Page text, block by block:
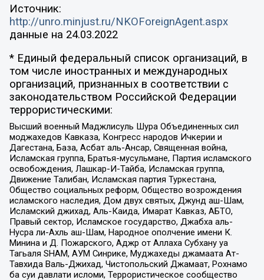
Источник:
http://unro.minjust.ru/NKOForeignAgent.aspx
данные на 24.03.2022
* Единый федеральный список организаций, в
том числе иностранных и международных
организаций, признанных в соответствии с
законодательством Российской Федерации
террористическими:
Высший военный Маджлисуль Шура Объединенных сил
моджахедов Кавказа, Конгресс народов Ичкерии и
Дагестана, База, Асбат аль-Ансар, Священная война,
Исламская группа, Братья-мусульмане, Партия исламского
освобождения, Лашкар-И-Тайба, Исламская группа,
Движение Талибан, Исламская партия Туркестана,
Общество социальных реформ, Общество возрождения
исламского наследия, Дом двух святых, Джунд аш-Шам,
Исламский джихад, Аль-Каида, Имарат Кавказ, АБТО,
Правый сектор, Исламское государство, Джабха аль-
Нусра ли-Ахль аш-Шам, Народное ополчение имени К.
Минина и Д. Пожарского, Аджр от Аллаха Субхану уа
Тагьаля SHAM, АУМ Синрике, Муджахеды джамаата Ат-
Тавхида Валь-Джихад, Чистопольский Джамаат, Рохнамо
ба суи давлати исломи, Террористическое сообщество